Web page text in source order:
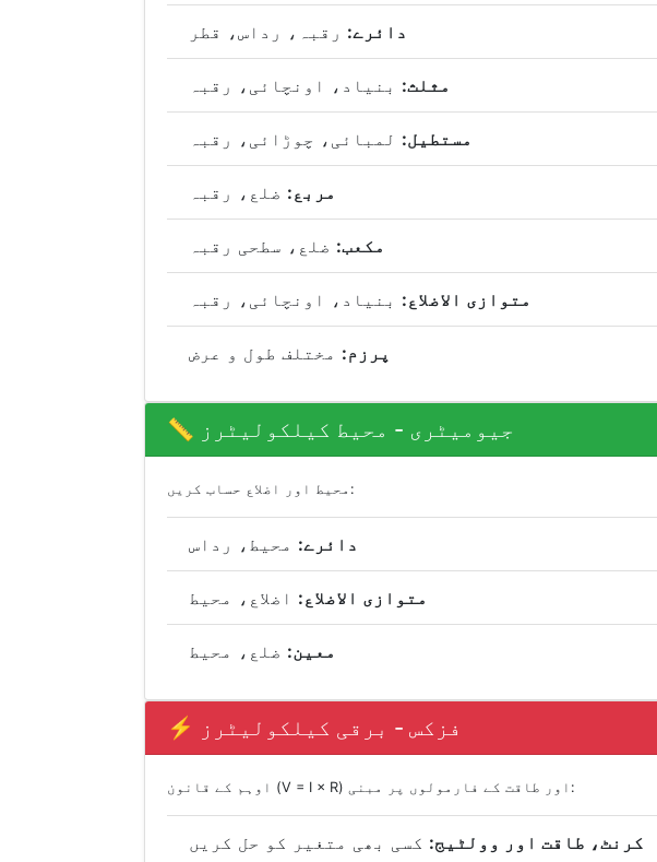
دائرے: رقبہ، رداس، قطر
مثلث: بنیاد، اونچائی، رقبہ
مستطیل: لمبائی، چوڑائی، رقبہ
مربع: ضلع، رقبہ
مکعب: ضلع، سطحی رقبہ
متوازی الاضلاع: بنیاد، اونچائی، رقبہ
پرزم: مختلف طول و عرض
📏 جیومیٹری - محیط کیلکولیٹرز
محیط اور اضلاع حساب کریں:
دائرے: محیط، رداس
متوازی الاضلاع: اضلاع، محیط
معین: ضلع، محیط
⚡ فزکس - برقی کیلکولیٹرز
اوہم کے قانون (V = I × R) اور طاقت کے فارمولوں پر مبنی:
کرنٹ، طاقت اور وولٹیج: کسی بھی متغیر کو حل کریں